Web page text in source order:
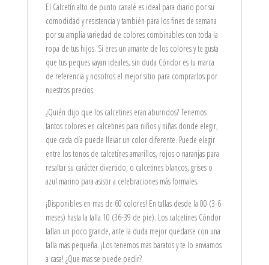
El Calcetín alto de punto canalé es ideal para diario por su
comodidad y resistencia y también para los fines de semana
por su amplia variedad de colores combinables con toda la
ropa de tus hijos. Si eres un amante de los colores y te gusta
que tus peques vayan ideales, sin duda Cóndor es tu marca
de referencia y nosotros el mejor sitio para comprarlos por
nuestros precios.
¿Quién dijo que los calcetines eran aburridos? Tenemos
tantos colores en calcetines para niños y niñas donde elegir,
que cada día puede llevar un color diferente. Puede elegir
entre los tonos de calcetines amarillos, rojos o naranjas para
resaltar su carácter divertido, o calcetines blancos, grises o
azul marino para asistir a celebraciones más formales.
¡Disponibles en mas de 60 colores! En tallas desde la 00 (3-6
meses) hasta la talla 10 (36-39 de pie). Los calcetines Cóndor
tallan un poco grande, ante la duda mejor quedarse con una
talla mas pequeña. ¡Los tenemos mas baratos y te lo enviamos
a casa! ¿Que mas se puede pedir?